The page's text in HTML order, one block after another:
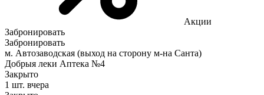
Акции
Забронировать
Забронировать
м. Автозаводская (выход на сторону м-на Санта)
Добрыя леки Аптека №4
Закрыто
1 шт. вчера